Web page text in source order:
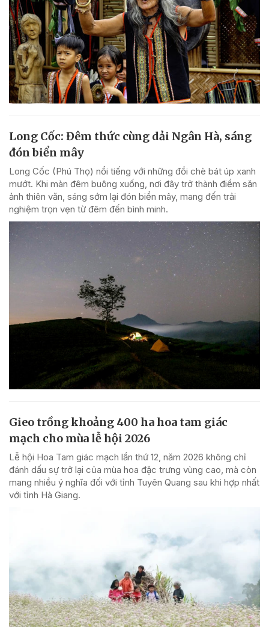
Long Cốc: Đêm thức cùng dải Ngân Hà, sáng
đón biển mây
Long Cốc (Phú Thọ) nổi tiếng với những đồi chè bát úp xanh
mướt. Khi màn đêm buông xuống, nơi đây trở thành điểm săn
ảnh thiên văn, sáng sớm lại đón biển mây, mang đến trải
nghiệm trọn vẹn từ đêm đến bình minh.
Gieo trồng khoảng 400 ha hoa tam giác
mạch cho mùa lễ hội 2026
Lễ hội Hoa Tam giác mạch lần thứ 12, năm 2026 không chỉ
đánh dấu sự trở lại của mùa hoa đặc trưng vùng cao, mà còn
mang nhiều ý nghĩa đối với tỉnh Tuyên Quang sau khi hợp nhất
với tỉnh Hà Giang.